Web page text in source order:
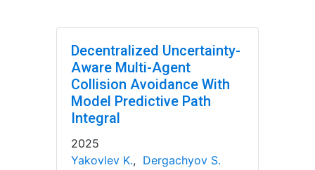
Decentralized Uncertainty-
Aware Multi-Agent
Collision Avoidance With
Model Predictive Path
Integral
2025
Yakovlev K., Dergachyov S.